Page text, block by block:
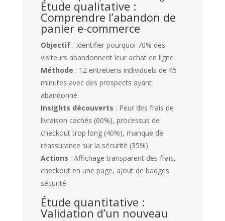
Étude qualitative :
Comprendre l’abandon de
panier e-commerce
Objectif: Identifier pourquoi 70% des
visiteurs abandonnent leur achat en ligne
Méthode : 12 entretiens individuels de 45
minutes avec des prospects ayant
abandonné
Insights découverts : Peur des frais de
livraison cachés (60%), processus de
checkout trop long (40%), manque de
réassurance sur la sécurité (35%)
Actions : Affichage transparent des frais,
checkout en une page, ajout de badges
sécurité
Étude quantitative :
Validation d’un nouveau